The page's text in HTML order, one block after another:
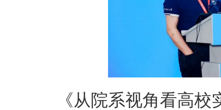
《从院系视角看高